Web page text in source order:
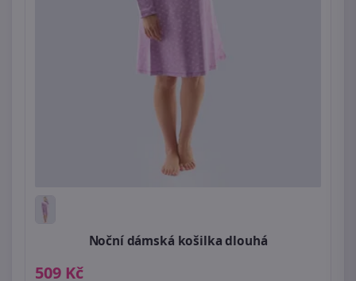
Noční dámská košilka dlouhá
509 Kč